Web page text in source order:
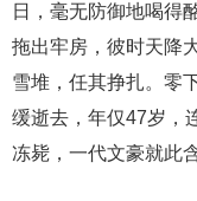
日，毫无防御地喝得
拖出牢房，彼时天降
雪堆，任其挣扎。零
缓逝去，年仅47岁，
冻毙，一代文豪就此